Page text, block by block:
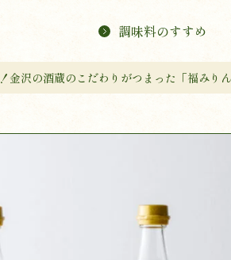
調味料のすすめ
金沢の酒蔵のこだわりがつまった「福みり